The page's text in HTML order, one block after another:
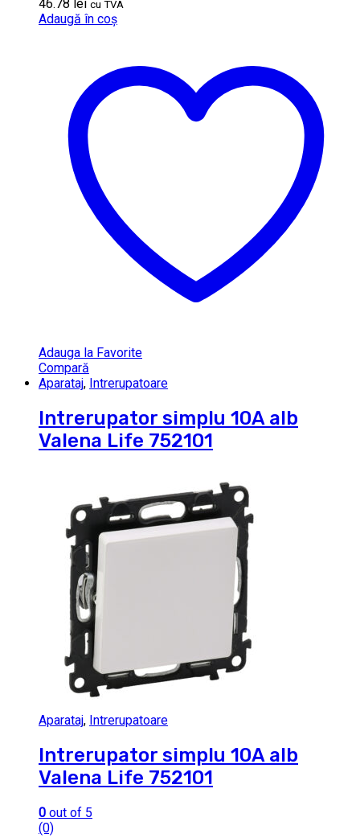
46.78 lei cu TVA
Adaugă în coș
Adauga la Favorite
Compară
Aparataj, Intrerupatoare
Intrerupator simplu 10A alb
Valena Life 752101
Aparataj, Intrerupatoare
Intrerupator simplu 10A alb
Valena Life 752101
0 out of 5
(0)